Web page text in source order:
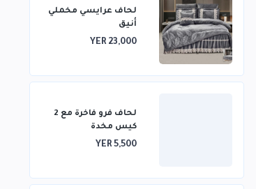
لحاف عرايسي مخملي
أنيق
YER 23,000
لحاف فرو فاخرة مع 2
كيس مخدة
YER 5,500